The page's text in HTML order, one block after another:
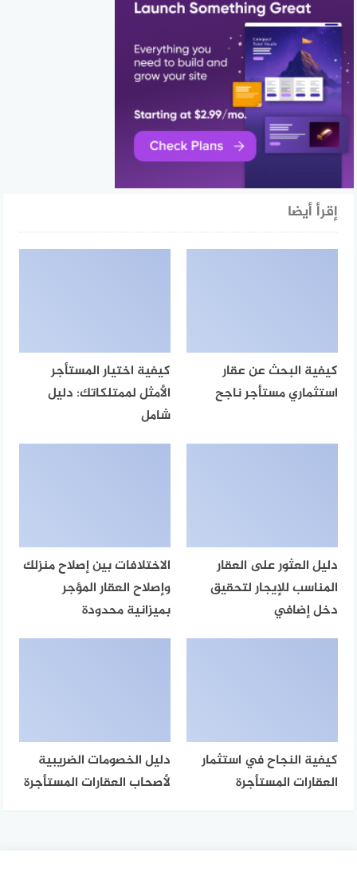
إقرأ أيضا
كيفية البحث عن عقار
استثماري مستأجر ناجح
كيفية اختيار المستأجر
الأمثل لممتلكاتك: دليل
شامل
دليل العثور على العقار
المناسب للإيجار لتحقيق
دخل إضافي
الاختلافات بين إصلاح منزلك
وإصلاح العقار المؤجر
بميزانية محدودة
كيفية النجاح في استثمار
العقارات المستأجرة
دليل الخصومات الضريبية
لأصحاب العقارات المستأجرة